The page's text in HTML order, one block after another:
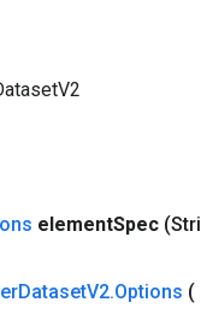
elementSpec
DatasetV2.Options (